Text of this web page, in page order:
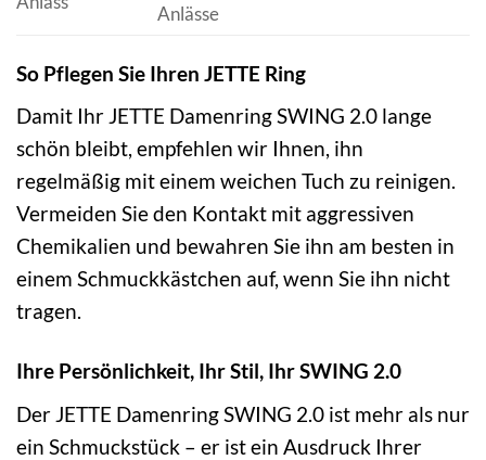
Anlässe
So Pflegen Sie Ihren JETTE Ring
Damit Ihr JETTE Damenring SWING 2.0 lange
schön bleibt, empfehlen wir Ihnen, ihn
regelmäßig mit einem weichen Tuch zu reinigen.
Vermeiden Sie den Kontakt mit aggressiven
Chemikalien und bewahren Sie ihn am besten in
einem Schmuckkästchen auf, wenn Sie ihn nicht
tragen.
Ihre Persönlichkeit, Ihr Stil, Ihr SWING 2.0
Der JETTE Damenring SWING 2.0 ist mehr als nur
ein Schmuckstück – er ist ein Ausdruck Ihrer